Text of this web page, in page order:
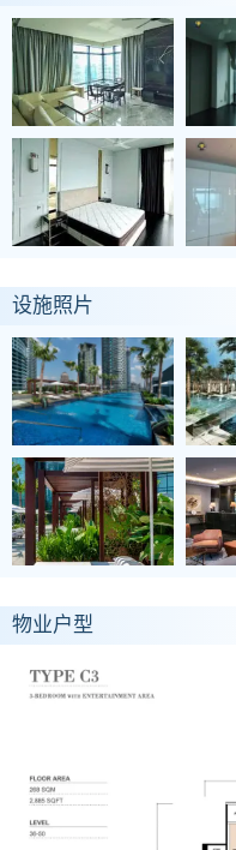
设施照片
物业户型